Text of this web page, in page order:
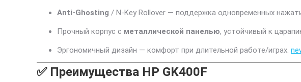
Anti-Ghosting / N-Key Rollover — поддержка одновременных
Прочный корпус с металлической панелью, устойчивый к
Эргономичный дизайн — комфорт при длительной работе/играх.
✅ Преимущества HP GK400F